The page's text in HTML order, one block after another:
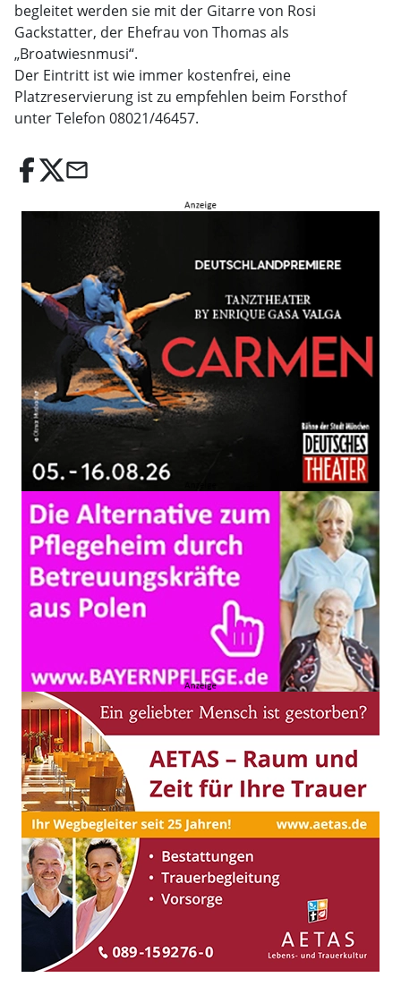
begleitet werden sie mit der Gitarre von Rosi
Gackstatter, der Ehefrau von Thomas als
„Broatwiesnmusi“.
Der Eintritt ist wie immer kostenfrei, eine
Platzreservierung ist zu empfehlen beim Forsthof
unter Telefon 08021/46457.
email